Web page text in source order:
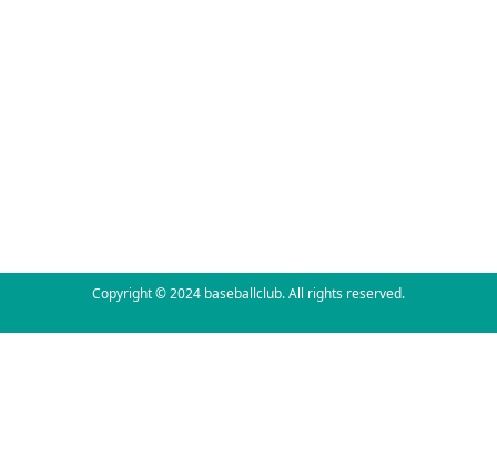
Copyright © 2024 baseballclub. All rights reserved.